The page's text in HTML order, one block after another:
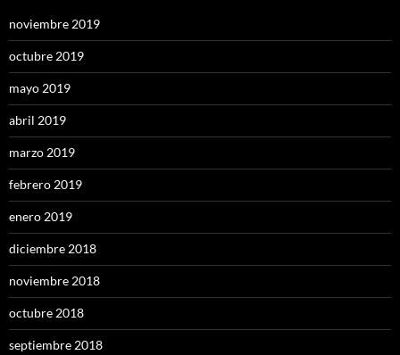
noviembre 2019
octubre 2019
mayo 2019
abril 2019
marzo 2019
febrero 2019
enero 2019
diciembre 2018
noviembre 2018
octubre 2018
septiembre 2018